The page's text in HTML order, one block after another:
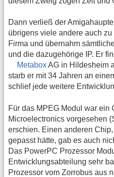
Dann verließ der
übrigens viele andere auch
Firma und übernahm
und die dazugehörige IP. Er
MetaboxAG in Hildesheim
starb er mit 34 Jahren an
schlief jede weitere
Für das MPEG Modul war ein
Microelectronics vorgesehen
erschien. Einen anderen
gepasst hätte, gab es auch
Das PowerPC Prozessor
Entwicklungsabteilung sehr
Prozessor vom Zorrobus aus